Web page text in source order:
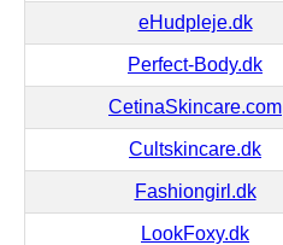
eHudpleje.dk
Perfect-Body.dk
CetinaSkincare.com
Cultskincare.dk
Fashiongirl.dk
LookFoxy.dk